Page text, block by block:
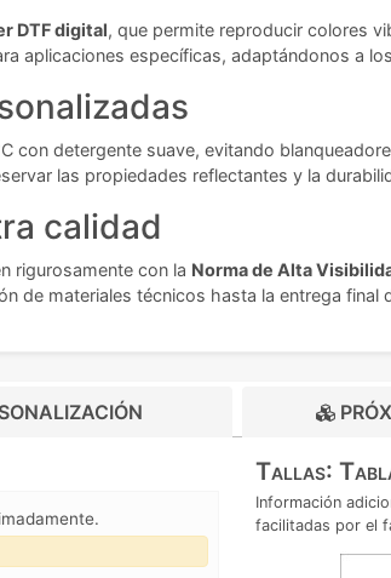
DTF digital, que permite reproducir colores
aplicaciones específicas, adaptándonos a
con detergente suave, evitando
las propiedades reflectantes y la
calidad
rigurosamente con la Norma de Alta
de materiales técnicos hasta la entrega final
Tallas:
Información
facilitadas por el